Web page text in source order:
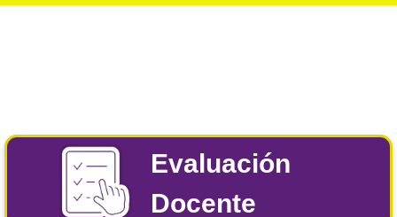
Evaluación
Docente